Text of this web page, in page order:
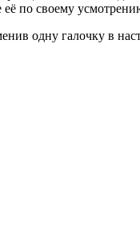
её по своему
одну галочку в